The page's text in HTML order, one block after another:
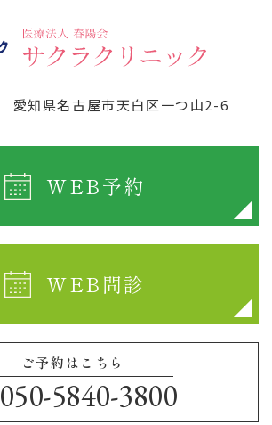
愛知県名古屋市天白区一つ山2-6
WEB予約
WEB問診
ご予約はこちら
050-5840-3800